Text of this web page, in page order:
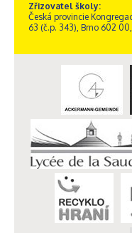
Zřizovatel školy:
Česká provincie
63 (č.p. 343), Brno 602